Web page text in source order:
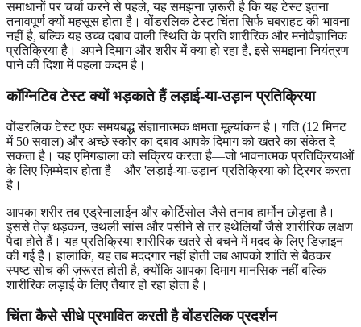
समाधानों पर चर्चा करने से पहले, यह समझना ज़रूरी है कि यह टेस्ट इतना
तनावपूर्ण क्यों महसूस होता है। वोंडरलिक टेस्ट चिंता सिर्फ घबराहट की भावना
नहीं है, बल्कि यह उच्च दबाव वाली स्थिति के प्रति शारीरिक और मनोवैज्ञानिक
प्रतिक्रिया है। अपने दिमाग और शरीर में क्या हो रहा है, इसे समझना नियंत्रण
पाने की दिशा में पहला कदम है।
कॉग्निटिव टेस्ट क्यों भड़काते हैं लड़ाई-या-उड़ान प्रतिक्रिया
वोंडरलिक टेस्ट एक समयबद्ध संज्ञानात्मक क्षमता मूल्यांकन है। गति (12 मिनट
में 50 सवाल) और अच्छे स्कोर का दबाव आपके दिमाग को खतरे का संकेत दे
सकता है। यह एमिगडाला को सक्रिय करता है—जो भावनात्मक प्रतिक्रियाओं
के लिए ज़िम्मेदार होता है—और 'लड़ाई-या-उड़ान' प्रतिक्रिया को ट्रिगर करता
है।
आपका शरीर तब एड्रेनालाईन और कोर्टिसोल जैसे तनाव हार्मोन छोड़ता है।
इससे तेज़ धड़कन, उथली सांस और पसीने से तर हथेलियाँ जैसे शारीरिक लक्षण
पैदा होते हैं। यह प्रतिक्रिया शारीरिक खतरे से बचने में मदद के लिए डिज़ाइन
की गई है। हालांकि, यह तब मददगार नहीं होती जब आपको शांति से बैठकर
स्पष्ट सोच की ज़रूरत होती है, क्योंकि आपका दिमाग मानसिक नहीं बल्कि
शारीरिक लड़ाई के लिए तैयार हो रहा होता है।
चिंता कैसे सीधे प्रभावित करती है वोंडरलिक प्रदर्शन